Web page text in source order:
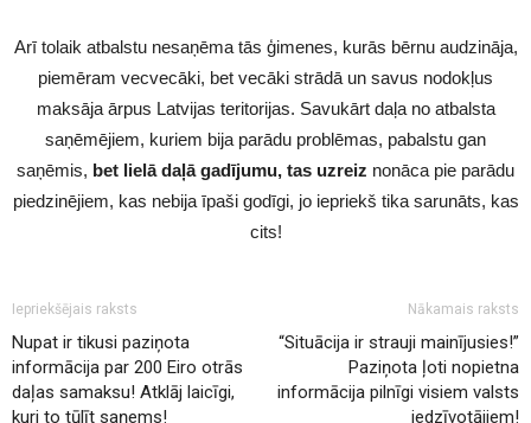
Arī tolaik atbalstu nesaņēma tās ģimenes, kurās bērnu audzināja,
piemēram vecvecāki, bet vecāki strādā un savus nodokļus
maksāja ārpus Latvijas teritorijas. Savukārt daļa no atbalsta
saņēmējiem, kuriem bija parādu problēmas, pabalstu gan
saņēmis, bet lielā daļā gadījumu, tas uzreiz nonāca pie parādu
piedzinējiem, kas nebija īpaši godīgi, jo iepriekš tika sarunāts, kas
cits!
Iepriekšējais raksts
Nupat ir tikusi paziņota
informācija par 200 Eiro otrās
daļas samaksu! Atklāj laicīgi,
kuri to tūlīt saņems!
Nākamais raksts
“Situācija ir strauji mainījusies!”
Paziņota ļoti nopietna
informācija pilnīgi visiem valsts
iedzīvotājiem!